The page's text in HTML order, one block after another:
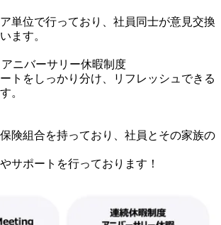
単位で行っており、社員同士が意見交換
ます。
ニバーサリー休暇制度
トをしっかり分け、リフレッシュできる
。
険組合を持っており、社員とその家族の
サポートを行っております！